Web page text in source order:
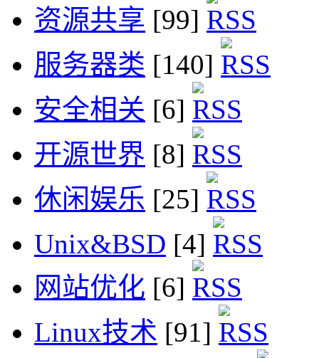
资源共享 [99]
服务器类 [140]
安全相关 [6]
开源世界 [8]
休闲娱乐 [25]
Unix&BSD [4]
网站优化 [6]
Linux技术 [91]